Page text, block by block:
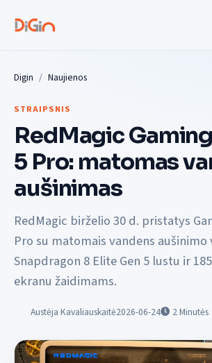
Digin Naujienos
STRAIPSNIS
RedMagic
5 Pro: matomas
aušinimas
RedMagic birželio 30 d. pristatys
Pro su matomais vandens
Snapdragon 8 Elite Gen 5 lustu ir
ekranu žaidimams.
Austėja Kavaliauskaitė2026-06-24 2Minutės